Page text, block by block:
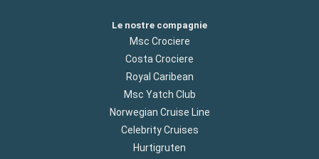
Le nostre compagnie
Msc Crociere
Costa Crociere
Royal Caribean
Msc Yatch Club
Norwegian Cruise Line
Celebrity Cruises
Hurtigruten